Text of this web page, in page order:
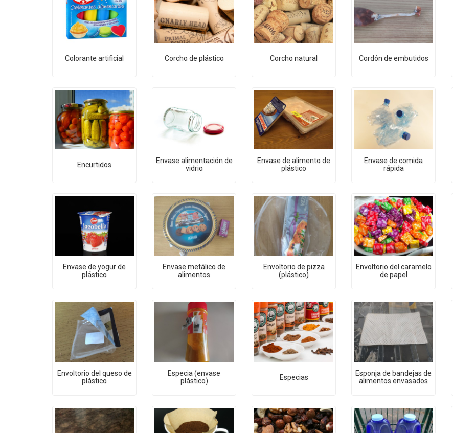
Colorante artificial Corcho de plástico Corcho natural Cordón de embutidos
Encurtidos
Envase alimentación de
vidrio
Envase de alimento de
plástico
Envase de comida
rápida
Envase de yogur de
plástico
Envase metálico de
alimentos
Envoltorio de pizza
(plástico)
Envoltorio del caramelo
de papel
Envoltorio del queso de
plástico
Especia (envase
plástico)
Especias
Esponja de bandejas de
alimentos envasados